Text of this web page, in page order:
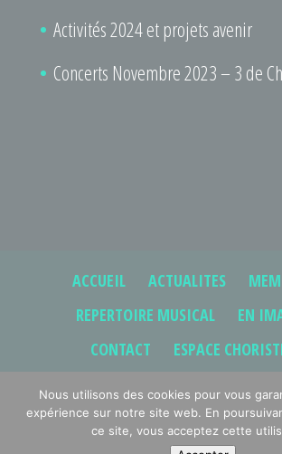
Activités 2024 et projets avenir
Concerts Novembre 2023 – 3 de
ACCUEIL ACTUALITES
REPERTOIRE MUSICAL
EN
CONTACT
ESPACE
Nous utilisons des cookies pour vous
expérience sur notre site web. En
ce site, vous acceptez cette